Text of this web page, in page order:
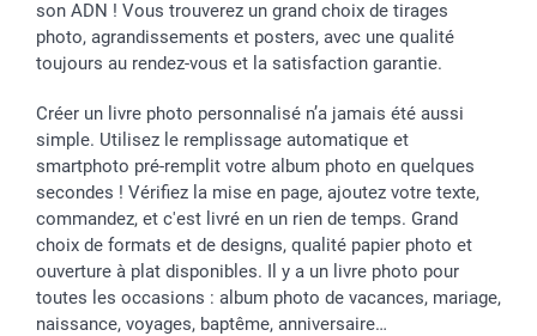
son ADN ! Vous trouverez un grand choix de tirages
photo, agrandissements et posters, avec une qualité
toujours au rendez-vous et la satisfaction garantie.
Créer un livre photo personnalisé n’a jamais été aussi
simple. Utilisez le remplissage automatique et
smartphoto pré-remplit votre album photo en quelques
secondes ! Vérifiez la mise en page, ajoutez votre texte,
commandez, et c'est livré en un rien de temps. Grand
choix de formats et de designs, qualité papier photo et
ouverture à plat disponibles. Il y a un livre photo pour
toutes les occasions : album photo de vacances, mariage,
naissance, voyages, baptême, anniversaire…